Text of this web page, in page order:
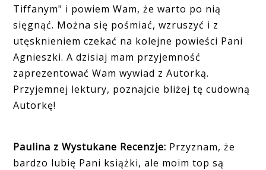
Tiffanym" i powiem Wam, że warto po nią
sięgnąć. Można się pośmiać, wzruszyć i z
utęsknieniem czekać na kolejne powieści Pani
Agnieszki. A dzisiaj mam przyjemność
zaprezentować Wam wywiad z Autorką.
Przyjemnej lektury, poznajcie bliżej tę cudowną
Autorkę!
Paulina z Wystukane Recenzje: Przyznam, że
bardzo lubię Pani książki, ale moim top są